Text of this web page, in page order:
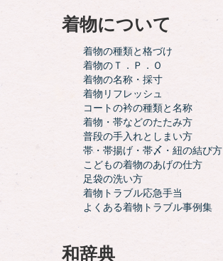
着物について
着物の種類と格づけ
着物のＴ．Ｐ．Ｏ
着物の名称・採寸
着物リフレッシュ
コートの衿の種類と名称
着物・帯などのたたみ方
普段の手入れとしまい方
帯・帯揚げ・帯〆・紐の結び方
こどもの着物のあげの仕方
足袋の洗い方
着物トラブル応急手当
よくある着物トラブル事例集
和辞典